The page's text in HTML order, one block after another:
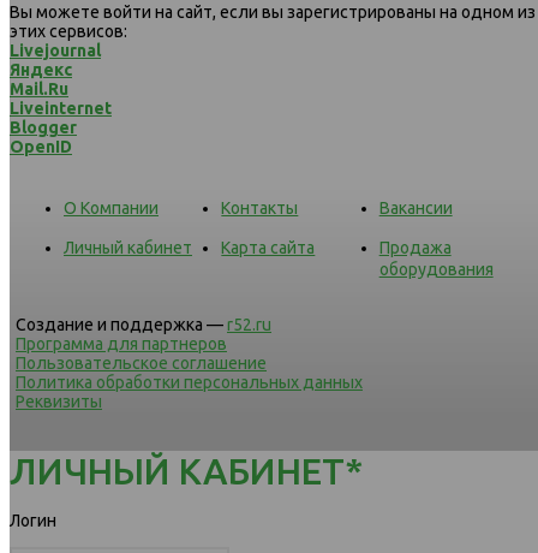
Вы можете войти на сайт, если вы зарегистрированы на одном из
этих сервисов:
Livejournal
Яндекс
Mail.Ru
Liveinternet
Blogger
OpenID
О Компании Контакты Вакансии
Личный кабинет Карта сайта
Продажа
оборудования
Создание и поддержка —r52.ru
Программа для партнеров
Пользовательское соглашение
Политика обработки персональных данных
Реквизиты
ЛИЧНЫЙ КАБИНЕТ*
Логин